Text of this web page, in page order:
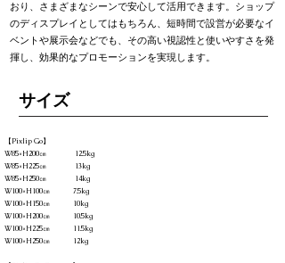
おり、さまざまなシーンで安心して活用できます。ショップ
のディスプレイとしてはもちろん、短時間で設営が必要なイ
ベントや展示会などでも、その高い視認性と使いやすさを発
揮し、効果的なプロモーションを実現します。
​サイズ
【Pixlip Go】
W85×H200㎝ 12.5kg
W85×H225㎝ 13kg
W85×H250㎝ 14kg
W100×H100㎝ 7.5kg
W100×H150㎝ 10kg
W100×H200㎝ 10.5kg
W100×H225㎝ 11.5kg
W100×H250㎝ 12kg